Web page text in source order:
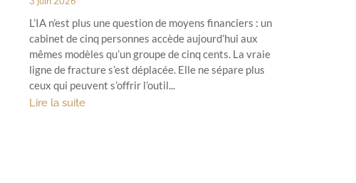
L’IA n’est plus une question de moyens financiers : un
cabinet de cinq personnes accède aujourd’hui aux
mêmes modèles qu’un groupe de cinq cents. La vraie
ligne de fracture s’est déplacée. Elle ne sépare plus
ceux qui peuvent s’offrir l’outil...
Lire la suite